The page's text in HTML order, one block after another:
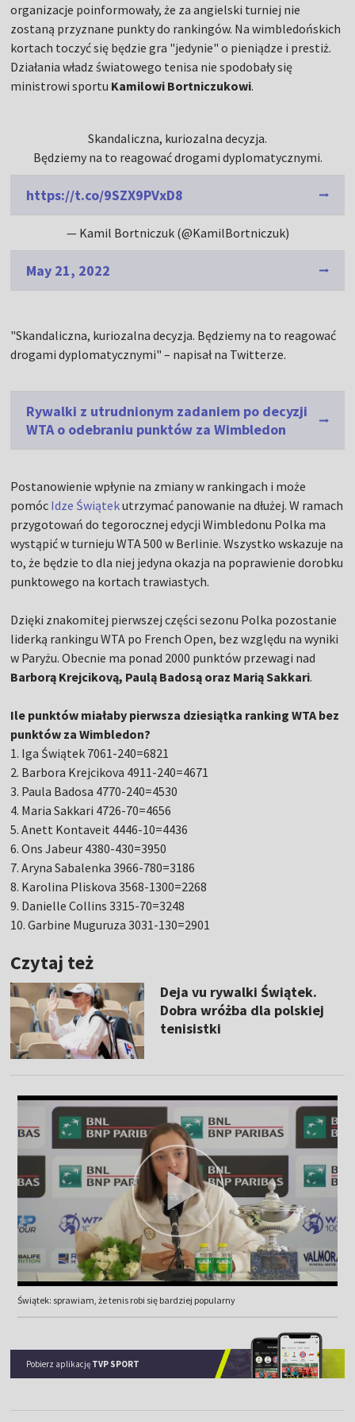
organizacje poinformowały, że za angielski turniej nie
zostaną przyznane punkty do rankingów. Na wimbledońskich
kortach toczyć się będzie gra "jedynie" o pieniądze i prestiż.
Działania władz światowego tenisa nie spodobały się
ministrowi sportu Kamilowi Bortniczukowi.
Skandaliczna, kuriozalna decyzja.
Będziemy na to reagować drogami dyplomatycznymi.
https://t.co/9SZX9PVxD8
— Kamil Bortniczuk (@KamilBortniczuk)
May 21, 2022
"Skandaliczna, kuriozalna decyzja. Będziemy na to reagować
drogami dyplomatycznymi" – napisał na Twitterze.
Rywalki z utrudnionym zadaniem po decyzji
WTA o odebraniu punktów za Wimbledon
Postanowienie wpłynie na zmiany w rankingach i może
pomóc Idze Świątekutrzymać panowanie na dłużej. W ramach
przygotowań do tegorocznej edycji Wimbledonu Polka ma
wystąpić w turnieju WTA 500 w Berlinie. Wszystko wskazuje na
to, że będzie to dla niej jedyna okazja na poprawienie dorobku
punktowego na kortach trawiastych.
Dzięki znakomitej pierwszej części sezonu Polka pozostanie
liderką rankingu WTA po French Open, bez względu na wyniki
w Paryżu. Obecnie ma ponad 2000 punktów przewagi nad
Barborą Krejcikovą, Paulą Badosą oraz Marią Sakkari.
Ile punktów miałaby pierwsza dziesiątka ranking WTA bez
punktów za Wimbledon?
1. Iga Świątek 7061-240=6821
2. Barbora Krejcikova 4911-240=4671
3. Paula Badosa 4770-240=4530
4. Maria Sakkari 4726-70=4656
5. Anett Kontaveit 4446-10=4436
6. Ons Jabeur 4380-430=3950
7. Aryna Sabalenka 3966-780=3186
8. Karolina Pliskova 3568-1300=2268
9. Danielle Collins 3315-70=3248
10. Garbine Muguruza 3031-130=2901
Czytaj też
Deja vu rywalki Świątek.
Dobra wróżba dla polskiej
tenisistki
Świątek: sprawiam, że tenis robi się bardziej popularny
Pobierz aplikację TVP SPORT